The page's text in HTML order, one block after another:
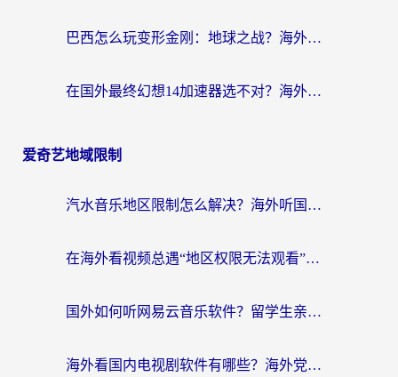
巴西怎么玩变形金刚：地球之战？海外玩家国服游戏加速终极指南（附新诛仙延迟密室逃脱18解决办法）
在国外最终幻想14加速器选不对？海外玩家的国服游戏加速避坑指南
爱奇艺地域限制
汽水音乐地区限制怎么解决？海外听国内音乐的实用指南来了
在海外看视频总遇“地区权限无法观看”？这篇攻略帮你轻松解锁国内影视动漫
国外如何听网易云音乐软件？留学生亲测有效的回国加速方案
海外看国内电视剧软件有哪些？海外党专属追剧指南来了